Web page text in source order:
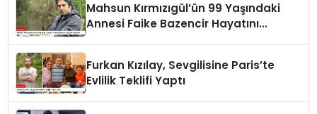
Mahsun Kırmızıgül’ün 99 Yaşındaki
Annesi Faike Bazencir Hayatını
Furkan Kızılay, Sevgilisine Paris’te
Evlilik Teklifi Yaptı